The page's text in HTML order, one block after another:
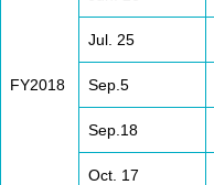
FY2018
Jul. 25
Sep.5
Sep.18
Oct. 17